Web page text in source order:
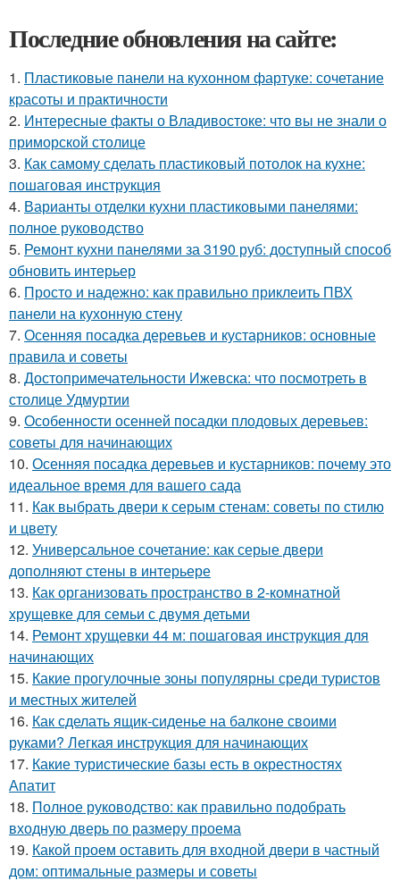
Последние обновления на сайте:
1. Пластиковые панели на кухонном фартуке: сочетание
красоты и практичности
2. Интересные факты о Владивостоке: что вы не знали о
приморской столице
3. Как самому сделать пластиковый потолок на кухне:
пошаговая инструкция
4. Варианты отделки кухни пластиковыми панелями:
полное руководство
5. Ремонт кухни панелями за 3190 руб: доступный способ
обновить интерьер
6. Просто и надежно: как правильно приклеить ПВХ
панели на кухонную стену
7. Осенняя посадка деревьев и кустарников: основные
правила и советы
8. Достопримечательности Ижевска: что посмотреть в
столице Удмуртии
9. Особенности осенней посадки плодовых деревьев:
советы для начинающих
10. Осенняя посадка деревьев и кустарников: почему это
идеальное время для вашего сада
11. Как выбрать двери к серым стенам: советы по стилю
и цвету
12. Универсальное сочетание: как серые двери
дополняют стены в интерьере
13. Как организовать пространство в 2-комнатной
хрущевке для семьи с двумя детьми
14. Ремонт хрущевки 44 м: пошаговая инструкция для
начинающих
15. Какие прогулочные зоны популярны среди туристов
и местных жителей
16. Как сделать ящик-сиденье на балконе своими
руками? Легкая инструкция для начинающих
17. Какие туристические базы есть в окрестностях
Апатит
18. Полное руководство: как правильно подобрать
входную дверь по размеру проема
19. Какой проем оставить для входной двери в частный
дом: оптимальные размеры и советы